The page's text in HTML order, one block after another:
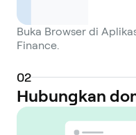
Buka Browser di
Finance.
02
Hubungkan